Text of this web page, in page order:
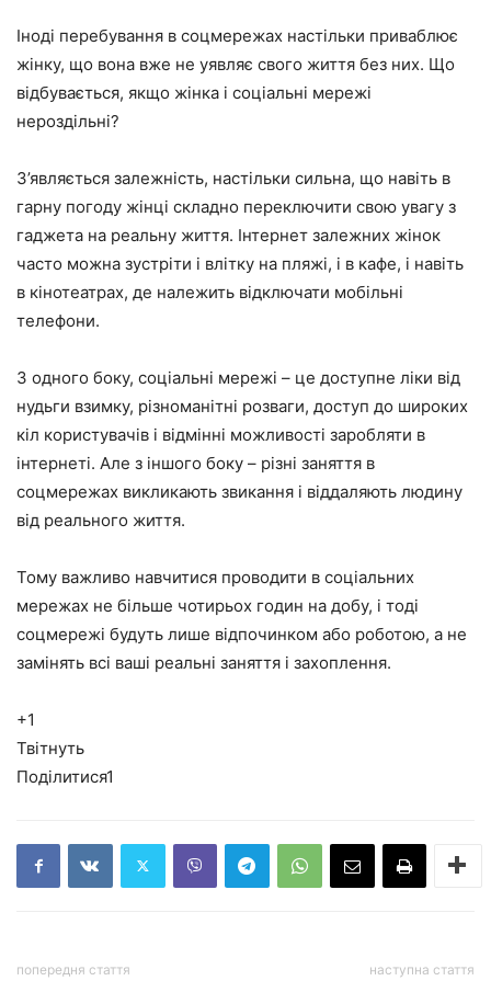
Іноді перебування в соцмережах настільки приваблює
жінку, що вона вже не уявляє свого життя без них. Що
відбувається, якщо жінка і соціальні мережі
нероздільні?
З’являється залежність, настільки сильна, що навіть в
гарну погоду жінці складно переключити свою увагу з
гаджета на реальну життя. Інтернет залежних жінок
часто можна зустріти і влітку на пляжі, і в кафе, і навіть
в кінотеатрах, де належить відключати мобільні
телефони.
З одного боку, соціальні мережі – це доступне ліки від
нудьги взимку, різноманітні розваги, доступ до широких
кіл користувачів і відмінні можливості заробляти в
інтернеті. Але з іншого боку – різні заняття в
соцмережах викликають звикання і віддаляють людину
від реального життя.
Тому важливо навчитися проводити в соціальних
мережах не більше чотирьох годин на добу, і тоді
соцмережі будуть лише відпочинком або роботою, а не
замінять всі ваші реальні заняття і захоплення.
+1
Твітнуть
Поділитися1
попередня стаття наступна стаття